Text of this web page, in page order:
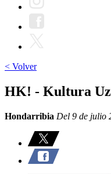
< Volver
HK! - Kultura
Hondarribia Del 9 de julio